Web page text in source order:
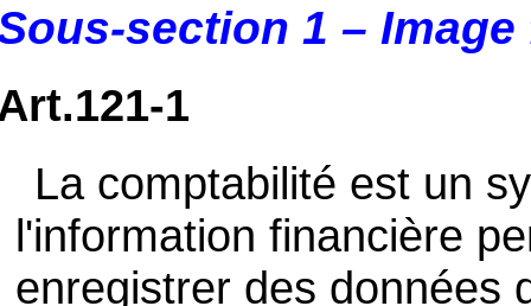
section 1 –
1
La comptabilité est un
l'information financière
enregistrer des données